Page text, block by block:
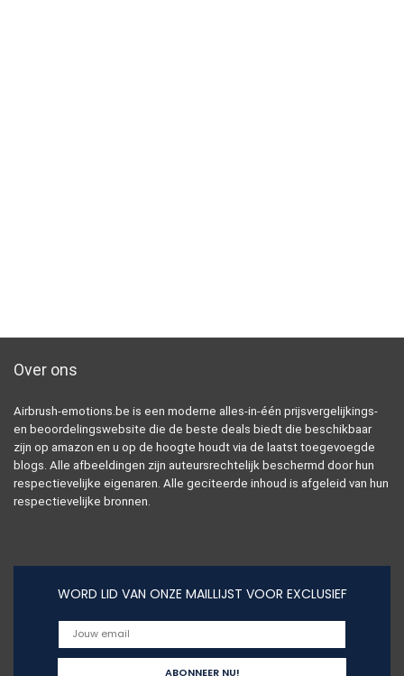
Over ons
Airbrush-emotions.be is een moderne alles-in-één prijsvergelijkings-
en beoordelingswebsite die de beste deals biedt die beschikbaar
zijn op amazon en u op de hoogte houdt via de laatst toegevoegde
blogs. Alle afbeeldingen zijn auteursrechtelijk beschermd door hun
respectievelijke eigenaren. Alle geciteerde inhoud is afgeleid van hun
respectievelijke bronnen.
WORD LID VAN ONZE MAILLIJST VOOR EXCLUSIEF